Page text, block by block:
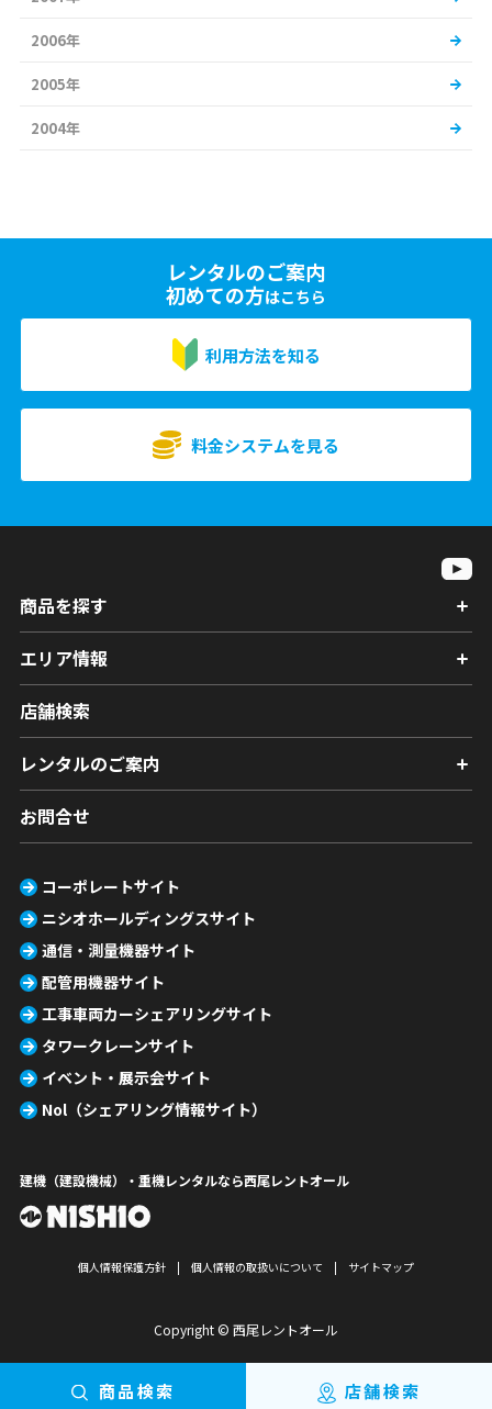
2006年
2005年
2004年
レンタルのご案内
初めての方はこちら
利用方法を知る
料金システムを見る
商品検索 店舗検索
商品を探す
エリア情報
店舗検索
レンタルのご案内
お問合せ
コーポレートサイト
ニシオホールディングスサイト
通信・測量機器サイト
配管用機器サイト
工事車両カーシェアリングサイト
タワークレーンサイト
イベント・展示会サイト
Nol（シェアリング情報サイト）
建機（建設機械）・重機レンタルなら西尾レントオール
個人情報保護方針 個人情報の取扱いについて サイトマップ
Copyright © 西尾レントオール